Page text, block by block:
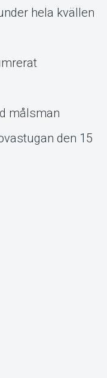
hela kvällen
målsman
den 15